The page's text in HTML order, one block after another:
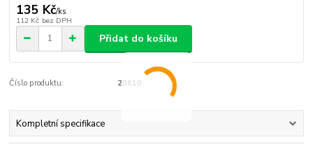
135 Kč/ks
112 Kč bez DPH
Přidat do košíku
Číslo produktu: 20610
Kompletní specifikace